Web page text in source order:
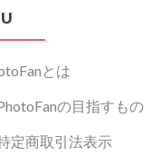
とは
の目指すもの
定商取引法表示